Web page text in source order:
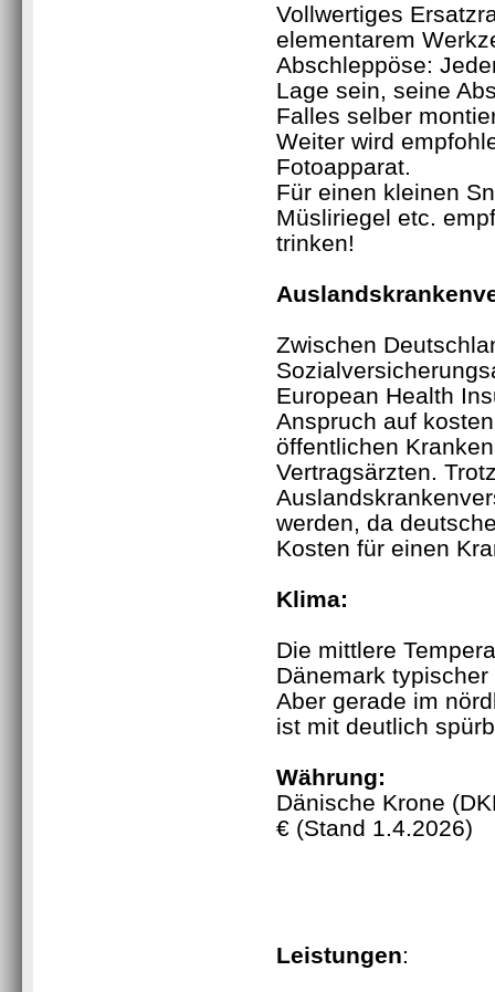
Vollwertiges
elementarem
Abschleppöse:
Lage sein, seine
Falles selber
Weiter wird
Fotoapparat.
Für einen kleinen
Müsliriegel etc.
trinken!
Zwischen
European Health
Anspruch auf
öffentlichen
Vertragsärzten.
werden, da
Kosten für einen
Klima:
Die mittlere
Dänemark
Aber gerade im
ist mit deutlich
Währung:
Dänische Krone
€ (Stand 1.4.2026)
Leistungen: